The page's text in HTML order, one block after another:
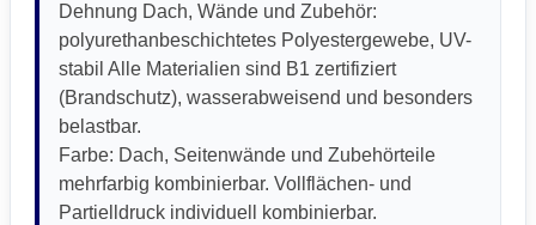
Dehnung Dach, Wände und Zubehör:
polyurethanbeschichtetes Polyestergewebe, UV-
stabil Alle Materialien sind B1 zertifiziert
(Brandschutz), wasserabweisend und besonders
belastbar.
Farbe: Dach, Seitenwände und Zubehörteile
mehrfarbig kombinierbar. Vollflächen- und
Partielldruck individuell kombinierbar.